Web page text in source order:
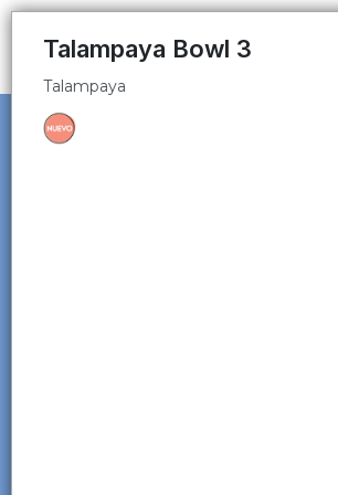
Talampaya
Talampaya Bowl 3
Talampaya